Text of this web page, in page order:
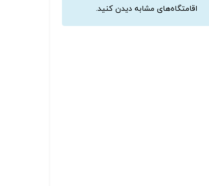
اقامتگاه‌های مشابه دیدن کنید.